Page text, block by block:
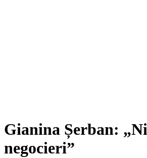
Gianina Șerban:
negocieri”